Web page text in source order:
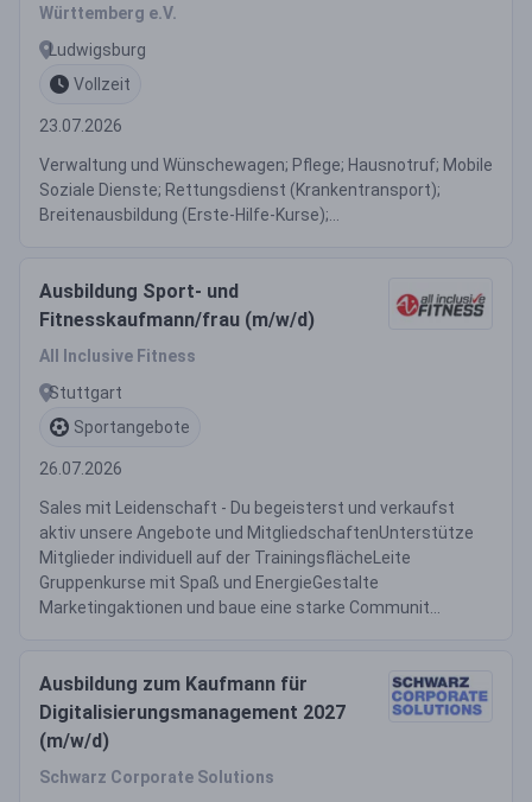
Württemberg e.V.
Ludwigsburg
Vollzeit
23.07.2026
Verwaltung und Wünschewagen; Pflege; Hausnotruf; Mobile
Soziale Dienste; Rettungsdienst (Krankentransport);
Breitenausbildung (Erste-Hilfe-Kurse);...
Ausbildung Sport- und
Fitnesskaufmann/frau (m/w/d)
All Inclusive Fitness
Stuttgart
Sportangebote
26.07.2026
Sales mit Leidenschaft - Du begeisterst und verkaufst
aktiv unsere Angebote und MitgliedschaftenUnterstütze
Mitglieder individuell auf der TrainingsflächeLeite
Gruppenkurse mit Spaß und EnergieGestalte
Marketingaktionen und baue eine starke Communit...
Ausbildung zum Kaufmann für
Digitalisierungsmanagement 2027
(m/w/d)
Schwarz Corporate Solutions